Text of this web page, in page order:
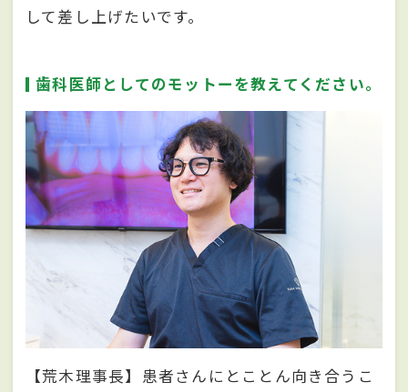
して差し上げたいです。
歯科医師としてのモットーを教えてください。
【荒木理事長】患者さんにとことん向き合うこ